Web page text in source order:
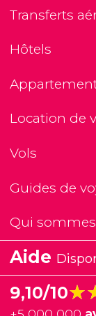
Transferts
Hôtels
Location de
Vols
Guides de
Qui
Aide
9,10/10